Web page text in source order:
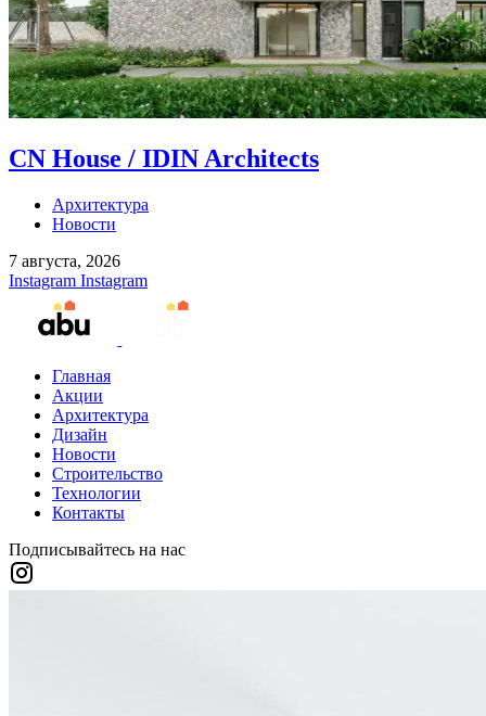
CN House / IDIN Architects
Архитектура
Новости
7 августа, 2026
Instagram Instagram
Главная
Акции
Архитектура
Дизайн
Новости
Строительство
Технологии
Контакты
Подписывайтесь на нас